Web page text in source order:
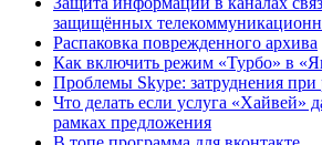
защищённых
Распаковка поврежденного архива
Как включить режим «Турбо» в
Проблемы Skype: затруднения при
Что делать если услуга «Хайвей»
рамках предложения